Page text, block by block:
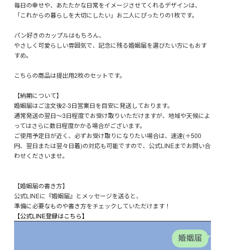
毎日の幸せや、あたたかな日常をイメージさせてくれるデザインは、
「これからの暮らしを大切にしたい」お二人にぴったりの1枚です。
パン好きのカップルはもちろん、
やさしく可愛らしい雰囲気で、記念に残る婚姻届を選びたい方にもおす
すめ。
こちらの商品は提出用2枚のセットです。
【納期について】
婚姻届はご注文後2-3日営業日を目安に発送しております。
通常発送の翌日～3日程度でお受け取りいただけますが、地域や天候によ
ってはさらに数日程度かかる場合がございます。
ご使用予定日が近く、必ずお受け取りになりたい場合は、速達(＋500
円、翌日または翌々日着)の対応も可能ですので、公式LINEまでお問い合
わせくださいませ。
【婚姻届の書き方】
公式LINEに『婚姻届』とメッセージを送ると、
準備に必要なものや書き方をチェックしていただけます！
【公式LINE登録はこちら】